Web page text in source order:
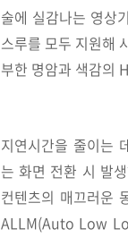
술에 실감나는 영상
스루를 모두 지원해
부한 명암과 색감의
지연시간을 줄이는
는 화면 전환 시 발
컨텐츠의 매끄러운
ALLM(Auto Low